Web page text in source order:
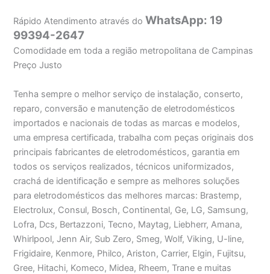
Rápido Atendimento através do WhatsApp: 19
99394-2647
Comodidade em toda a região metropolitana de Campinas
Preço Justo
Tenha sempre o melhor serviço de instalação, conserto,
reparo, conversão e manutenção de eletrodomésticos
importados e nacionais de todas as marcas e modelos,
uma empresa certificada, trabalha com peças originais dos
principais fabricantes de eletrodomésticos, garantia em
todos os serviços realizados, técnicos uniformizados,
crachá de identificação e sempre as melhores soluções
para eletrodomésticos das melhores marcas: Brastemp,
Electrolux, Consul, Bosch, Continental, Ge, LG, Samsung,
Lofra, Dcs, Bertazzoni, Tecno, Maytag, Liebherr, Amana,
Whirlpool, Jenn Air, Sub Zero, Smeg, Wolf, Viking, U-line,
Frigidaire, Kenmore, Philco, Ariston, Carrier, Elgin, Fujitsu,
Gree, Hitachi, Komeco, Midea, Rheem, Trane e muitas